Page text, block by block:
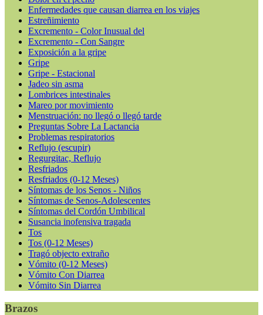
Enfermedades que causan diarrea en los viajes
Estreñimiento
Excremento - Color Inusual del
Excremento - Con Sangre
Exposición a la gripe
Gripe
Gripe - Estacional
Jadeo sin asma
Lombrices intestinales
Mareo por movimiento
Menstruación: no llegó o llegó tarde
Preguntas Sobre La Lactancia
Problemas respiratorios
Reflujo (escupir)
Regurgitac, Reflujo
Resfriados
Resfriados (0-12 Meses)
Síntomas de los Senos - Niños
Síntomas de Senos-Adolescentes
Síntomas del Cordón Umbilical
Susancia inofensiva tragada
Tos
Tos (0-12 Meses)
Tragó objecto extraño
Vómito (0-12 Meses)
Vómito Con Diarrea
Vómito Sin Diarrea
Brazos